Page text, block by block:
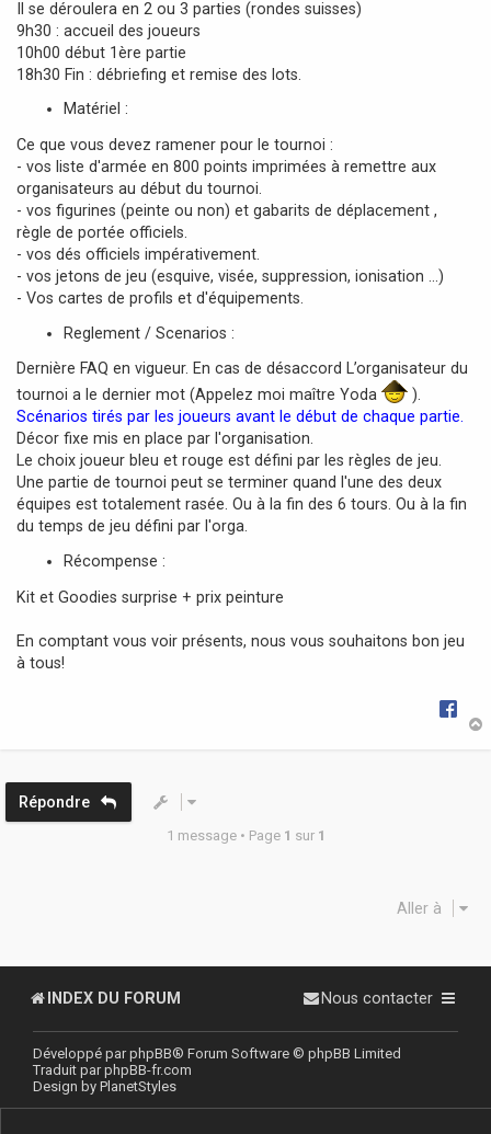
Il se déroulera en 2 ou 3 parties (rondes suisses)
9h30 : accueil des joueurs
10h00 début 1ère partie
18h30 Fin : débriefing et remise des lots.
Matériel :
Ce que vous devez ramener pour le tournoi :
- vos liste d'armée en 800 points imprimées à remettre aux
organisateurs au début du tournoi.
- vos figurines (peinte ou non) et gabarits de déplacement ,
règle de portée officiels.
- vos dés officiels impérativement.
- vos jetons de jeu (esquive, visée, suppression, ionisation ...)
- Vos cartes de profils et d'équipements.
Reglement / Scenarios :
Dernière FAQ en vigueur. En cas de désaccord L’organisateur du
tournoi a le dernier mot (Appelez moi maître Yoda
).
Scénarios tirés par les joueurs avant le début de chaque partie.
Décor fixe mis en place par l'organisation.
Le choix joueur bleu et rouge est défini par les règles de jeu.
Une partie de tournoi peut se terminer quand l'une des deux
équipes est totalement rasée. Ou à la fin des 6 tours. Ou à la fin
du temps de jeu défini par l'orga.
Récompense :
Kit et Goodies surprise + prix peinture
En comptant vous voir présents, nous vous souhaitons bon jeu
à tous!
Répondre
1 message • Page 1 sur 1
Aller à
INDEX DU FORUM Nous contacter
Développé parphpBB® Forum Software © phpBB Limited
Traduit parphpBB-fr.com
Design by PlanetStyles